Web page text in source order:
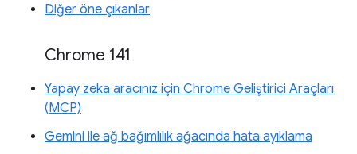
Diğer öne çıkanlar
Chrome 141
Yapay zeka aracınız için Chrome Geliştirici Araçları
(MCP)
Gemini ile ağ bağımlılık ağacında hata ayıklama